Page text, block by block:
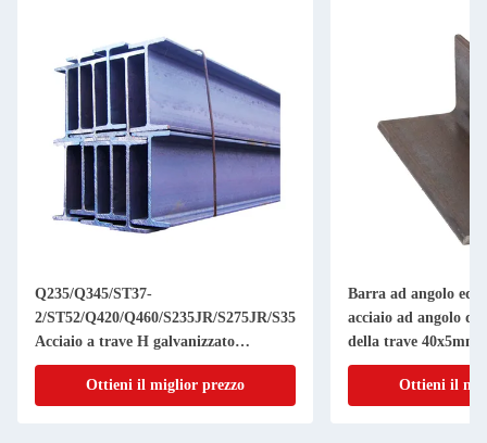
Q235/Q345/ST37-
2/ST52/Q420/Q460/S235JR/S275JR/S355JR
Acciaio a trave H galvanizzato
personalizzato con servizio di
lavorazione a foratura
Ottieni il miglior prezzo
Barra ad angolo
acciaio ad angolo
della trave 40x5mm
A36 Q235 GB
Ottieni il